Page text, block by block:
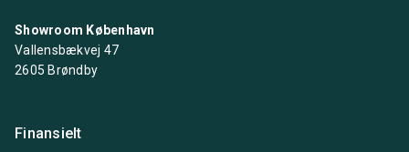
Showroom København
Vallensbækvej 47
2605 Brøndby
Finansielt